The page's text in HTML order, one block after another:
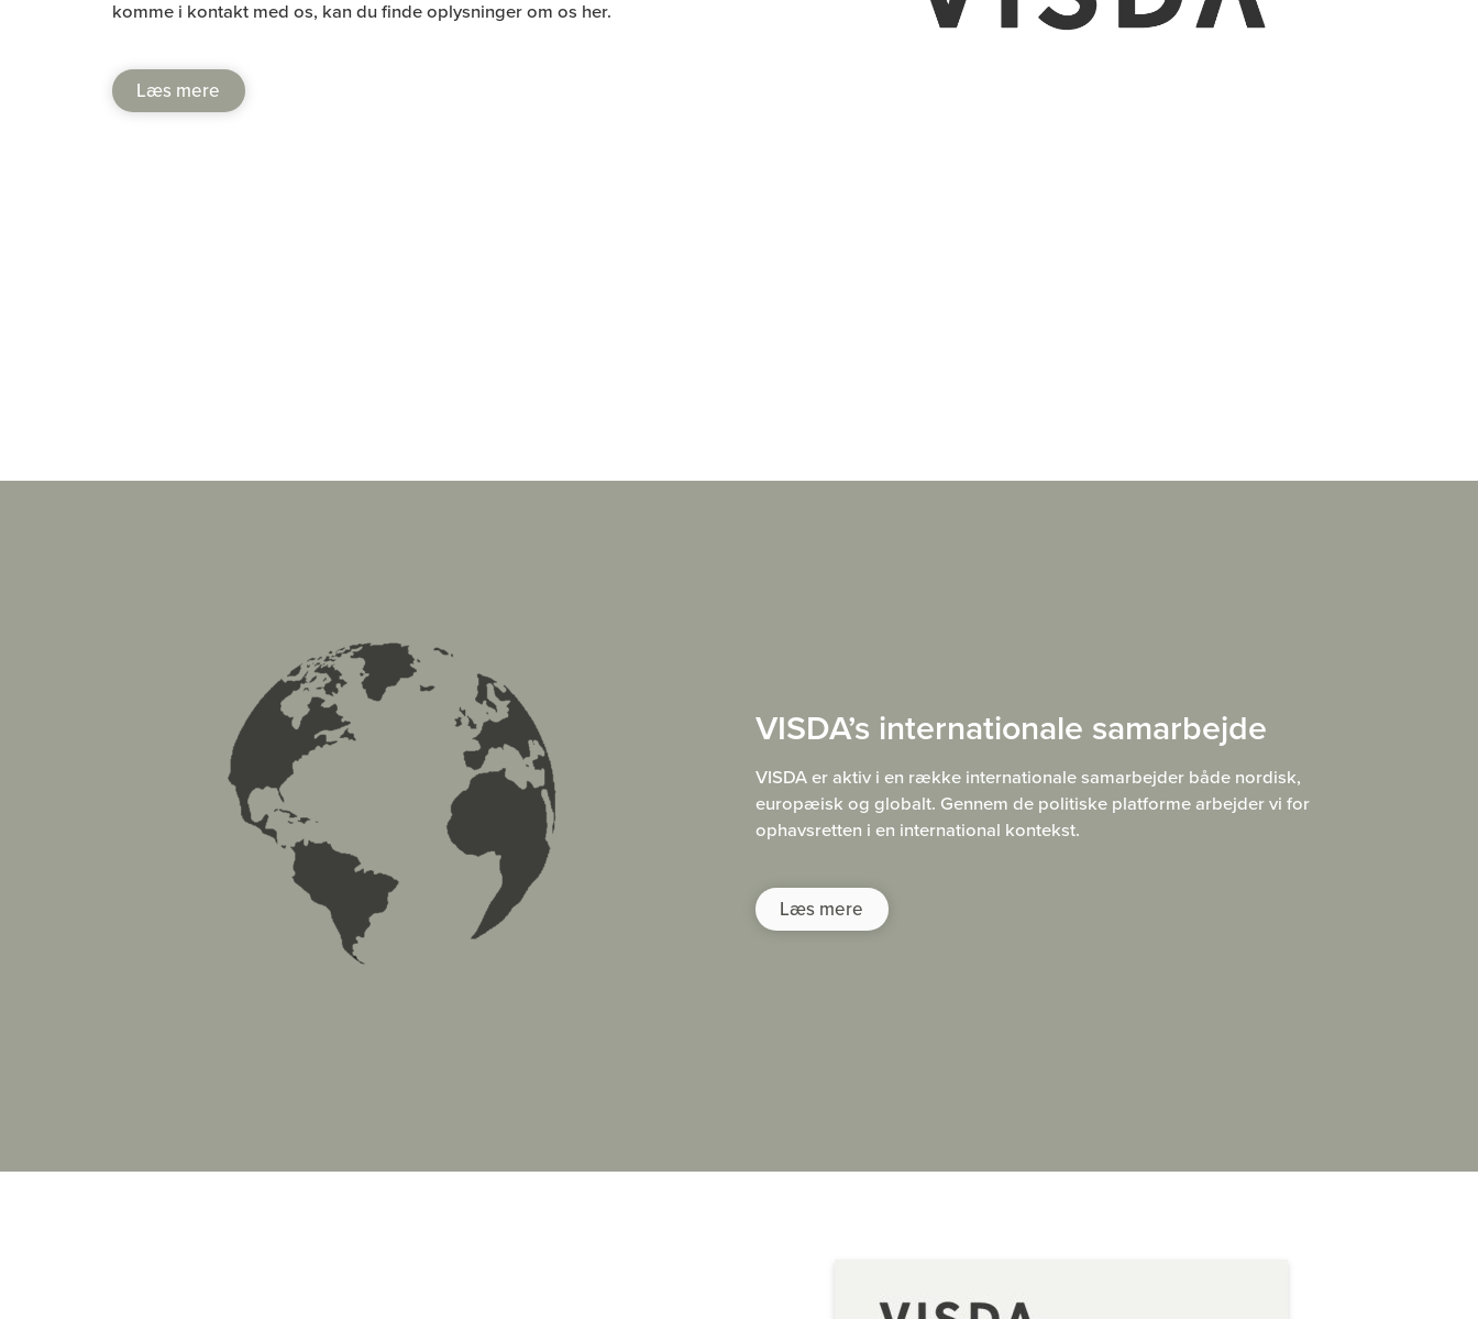
komme i kontakt med os, kan du finde oplysninger om os her.
Læs mere
VISDA’s internationale samarbejde
VISDA er aktiv i en række internationale samarbejder både nordisk,
europæisk og globalt. Gennem de politiske platforme arbejder vi for
ophavsretten i en international kontekst.
Læs mere